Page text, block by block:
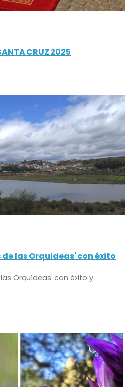
CRUZ 2025
de las Orquídeas' con éxito
Orquídeas' con éxito y